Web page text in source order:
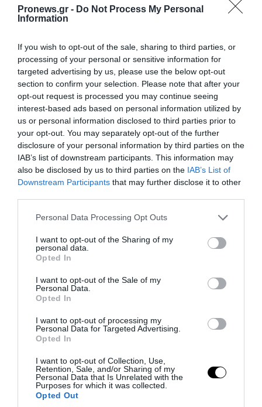
Pronews.gr - Do Not Process My Personal
Information
If you wish to opt-out of the sale, sharing to third parties, or
processing of your personal or sensitive information for
targeted advertising by us, please use the below opt-out
section to confirm your selection. Please note that after your
opt-out request is processed you may continue seeing
interest-based ads based on personal information utilized by
us or personal information disclosed to third parties prior to
your opt-out. You may separately opt-out of the further
disclosure of your personal information by third parties on the
IAB’s list of downstream participants. This information may
also be disclosed by us to third parties on the IAB’s List of
Downstream Participants that may further disclose it to other
Please note that this website/app uses one or more Google
not limited to your visit or usage behaviour. You may click to
grant or deny consent to Google and its third-party tags to
use your data for below specified purposes in below Google
consent section.
Personal Data Processing Opt Outs
I want to opt-out of the Sharing of my
personal data.
Opted In
I want to opt-out of the Sale of my
Personal Data.
Opted In
I want to opt-out of processing my
Personal Data for Targeted Advertising.
Opted In
I want to opt-out of Collection, Use,
Retention, Sale, and/or Sharing of my
Personal Data that Is Unrelated with the
Purposes for which it was collected.
Opted Out
Αθήνα: Φωτιά σε εγκαταλελειμμένο
Απεγκλωβίστηκε ένα άτομο
08.08.2026 | 10:56
PRONEWS.GR /ΔΙΕΘΝΗΣ ΑΣΦΑΛΕΙΑ
Ποια Στενά του Ορμούζ; – Αυτή είναι η πιο
επικίνδυνη θαλάσσια οδός για τα πλοία
– Στο στόχαστρο και ελληνόκτητα!
08.08.2026 | 10:49